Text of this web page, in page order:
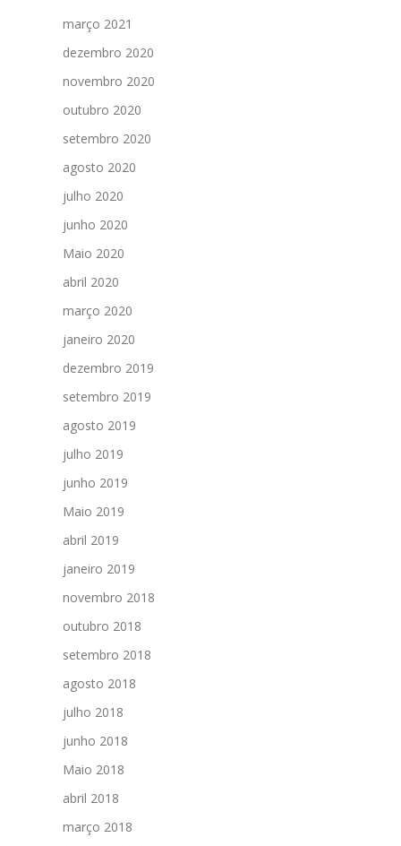
março 2021
dezembro 2020
novembro 2020
outubro 2020
setembro 2020
agosto 2020
julho 2020
junho 2020
Maio 2020
abril 2020
março 2020
janeiro 2020
dezembro 2019
setembro 2019
agosto 2019
julho 2019
junho 2019
Maio 2019
abril 2019
janeiro 2019
novembro 2018
outubro 2018
setembro 2018
agosto 2018
julho 2018
junho 2018
Maio 2018
abril 2018
março 2018